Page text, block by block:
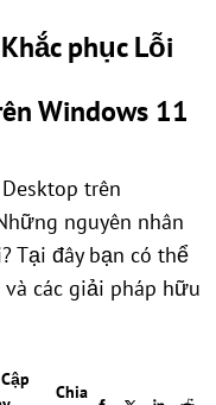
phục Lỗi
Windows 11
trên
nguyên nhân
Tại đây bạn có thể
các giải pháp hữu
Chia